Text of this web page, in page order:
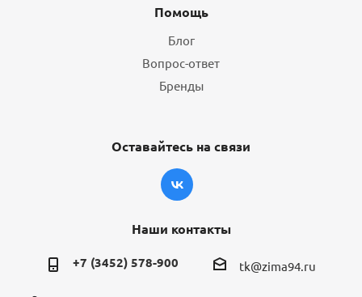
Помощь
Блог
Вопрос-ответ
Бренды
Оставайтесь на связи
Наши контакты
+7 (3452) 578-900 tk@zima94.ru